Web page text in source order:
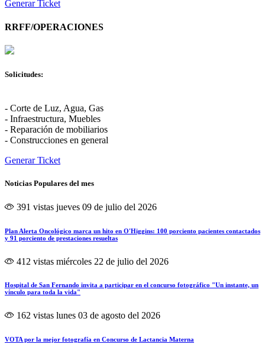
Generar Ticket
RRFF/OPERACIONES
Solicitudes:
- Corte de Luz, Agua, Gas
- Infraestructura, Muebles
- Reparación de mobiliarios
- Construcciones en general
Generar Ticket
Noticias Populares del mes
391 vistas jueves 09 de julio del 2026
Plan Alerta Oncológico marca un hito en O'Higgins: 100 porciento pacientes contactados
y 91 porciento de prestaciones resueltas
412 vistas miércoles 22 de julio del 2026
Hospital de San Fernando invita a participar en el concurso fotográfico "Un instante, un
vínculo para toda la vida"
162 vistas lunes 03 de agosto del 2026
VOTA por la mejor fotografía en Concurso de Lactancia Materna